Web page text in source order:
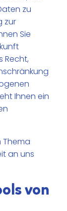
zu
zur
Sie
Recht,
Ihnen ein
Thema
an uns
von